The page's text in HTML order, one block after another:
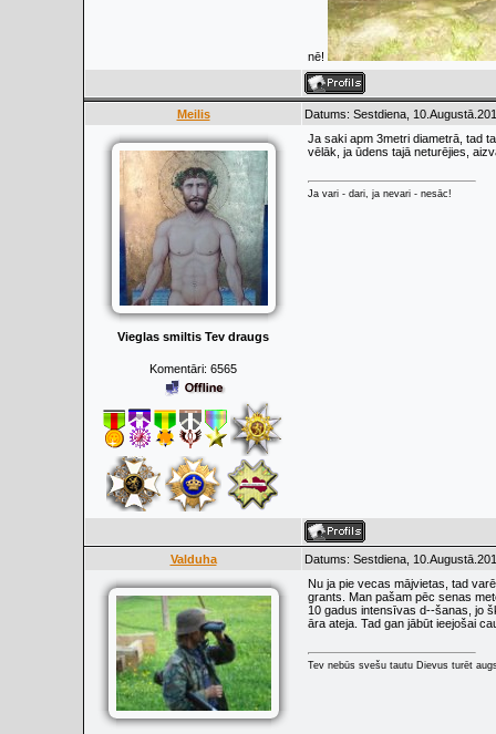
nē!
Meilis Datums: Sestdiena,
Vieglas smiltis Tev draugs
Komentāri: 6565
Ja saki apm 3metri diametrā, tad
vēlāk, ja ūdens tajā neturējies,
Ja vari - dari, ja nevari - nesāc!
Valduha Datums: Sestdiena,
Nu ja pie vecas mājvietas, tad
grants. Man pašam pēc senas
10 gadus intensīvas d--šanas, jo
āra ateja. Tad gan jābūt ieejošai
Tev nebūs svešu tautu Dievus turēt